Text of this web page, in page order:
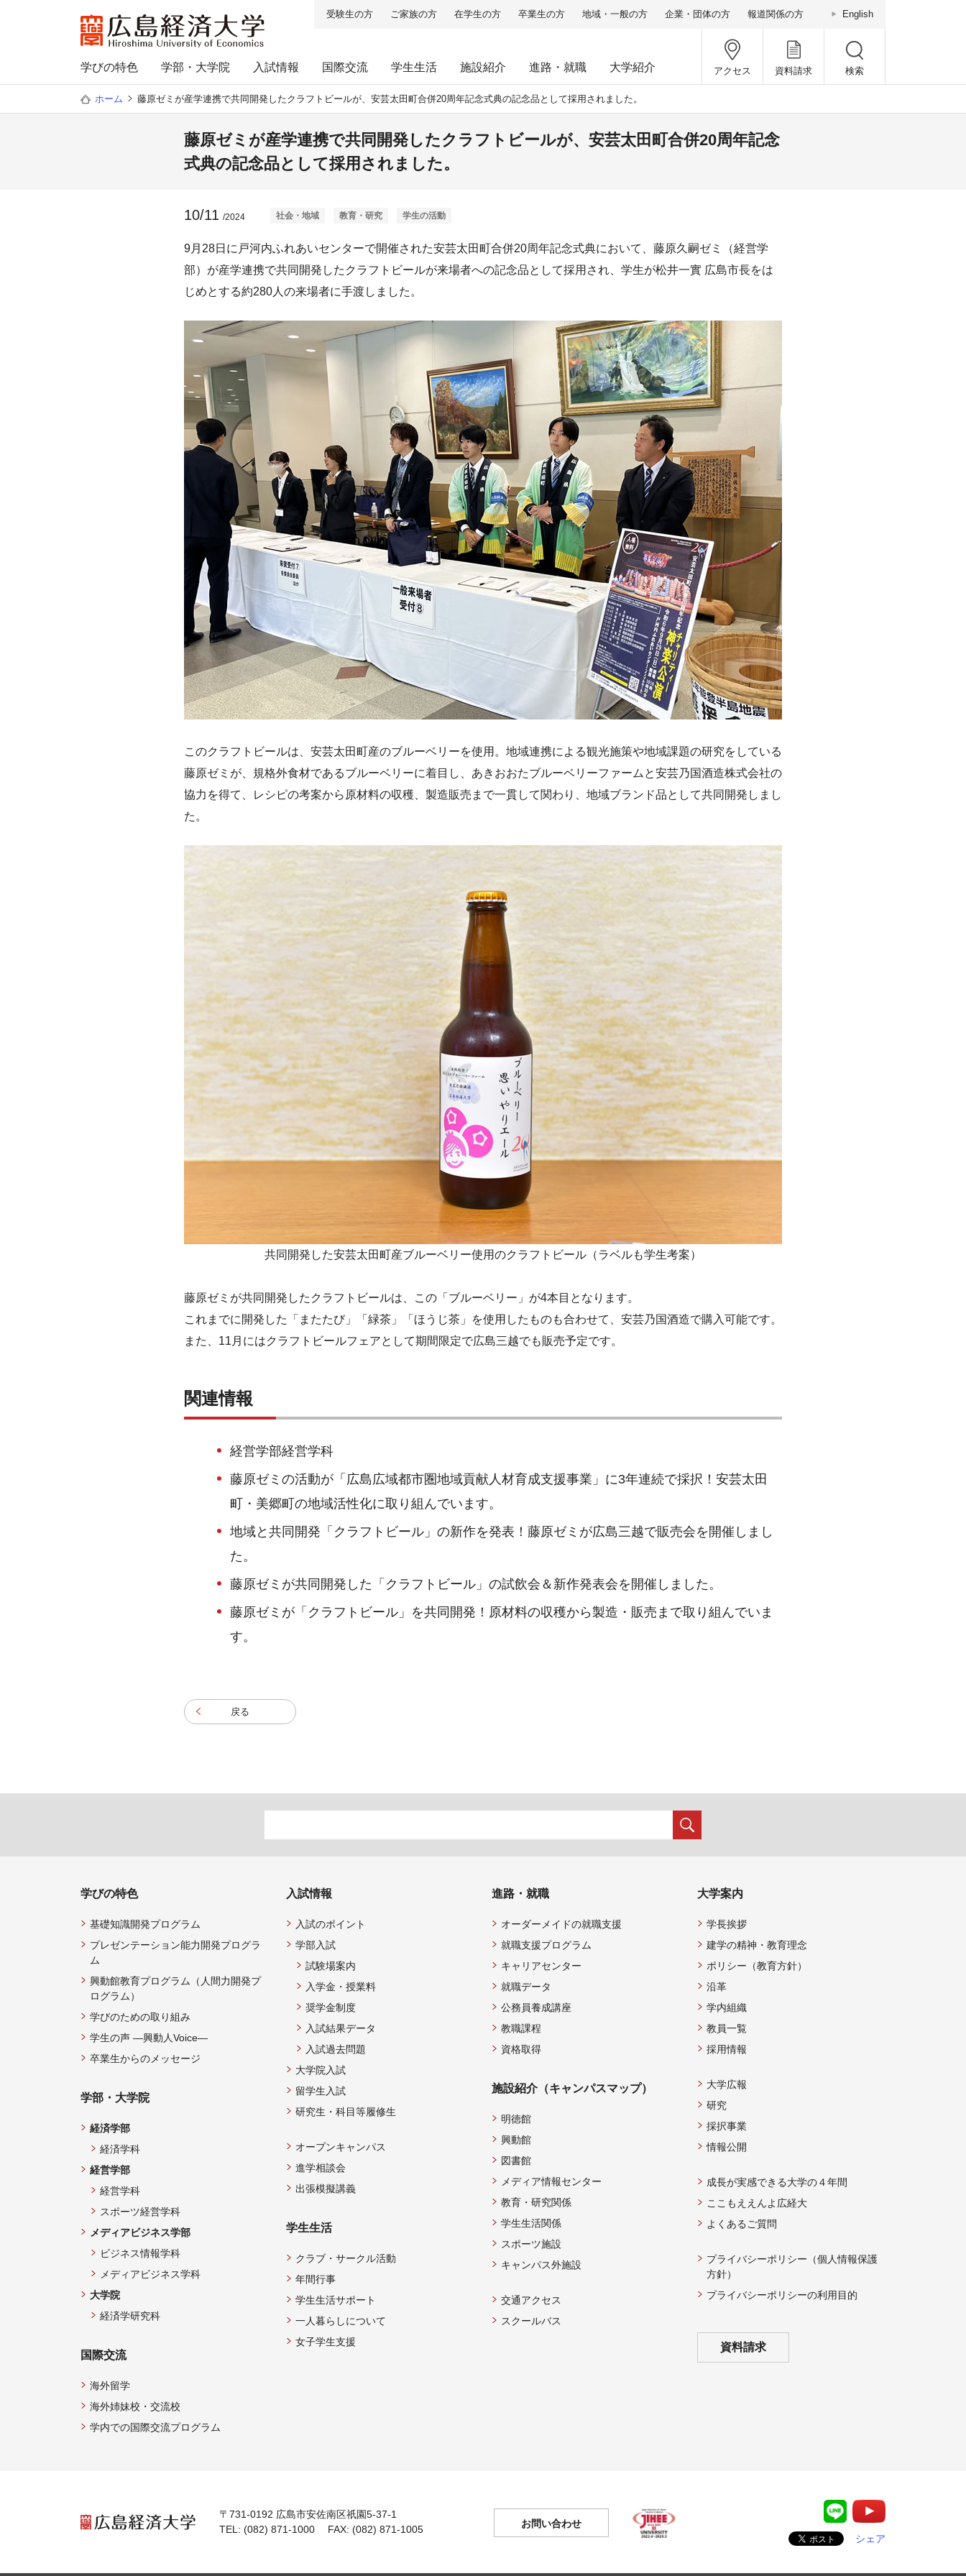
受験生の方 ご家族の方 在学生の方 卒業生の方 地域・一般の方 企業・団体の方 報道関係の方 English
アクセス 資料請求 検索
学びの特色 学部・大学院 入試情報 国際交流 学生生活 施設紹介 進路・就職 大学紹介
ホーム 藤原ゼミが産学連携で共同開発したクラフトビールが、安芸太田町合併20周年記念式典の記念品として採用されました。
藤原ゼミが産学連携で共同開発したクラフトビールが、安芸太田町合併20周年記念
式典の記念品として採用されました。
10/11 /2024 社会・地域 教育・研究 学生の活動
9月28日に戸河内ふれあいセンターで開催された安芸太田町合併20周年記念式典において、藤原久嗣ゼミ（経営学
部）が産学連携で共同開発したクラフトビールが来場者への記念品として採用され、学生が松井一實 広島市長をは
じめとする約280人の来場者に手渡しました。
このクラフトビールは、安芸太田町産のブルーベリーを使用。地域連携による観光施策や地域課題の研究をしている
藤原ゼミが、規格外食材であるブルーベリーに着目し、あきおおたブルーベリーファームと安芸乃国酒造株式会社の
協力を得て、レシピの考案から原材料の収穫、製造販売まで一貫して関わり、地域ブランド品として共同開発しまし
た。
共同開発した安芸太田町産ブルーベリー使用のクラフトビール（ラベルも学生考案）
藤原ゼミが共同開発したクラフトビールは、この「ブルーベリー」が4本目となります。
これまでに開発した「またたび」「緑茶」「ほうじ茶」を使用したものも合わせて、安芸乃国酒造で購入可能です。
また、11月にはクラフトビールフェアとして期間限定で広島三越でも販売予定です。
関連情報
経営学部経営学科
藤原ゼミの活動が「広島広域都市圏地域貢献人材育成支援事業」に3年連続で採択！安芸太田
町・美郷町の地域活性化に取り組んでいます。
地域と共同開発「クラフトビール」の新作を発表！藤原ゼミが広島三越で販売会を開催しまし
た。
藤原ゼミが共同開発した「クラフトビール」の試飲会＆新作発表会を開催しました。
藤原ゼミが「クラフトビール」を共同開発！原材料の収穫から製造・販売まで取り組んでいま
す。
戻る
学びの特色
基礎知識開発プログラム
プレゼンテーション能力開発プログラ
ム
興動館教育プログラム（人間力開発プ
ログラム）
学びのための取り組み
学生の声 —興動人Voice—
卒業生からのメッセージ
学部・大学院
経済学部
経済学科
経営学部
経営学科
スポーツ経営学科
メディアビジネス学部
ビジネス情報学科
メディアビジネス学科
大学院
経済学研究科
国際交流
海外留学
海外姉妹校・交流校
学内での国際交流プログラム
入試情報
入試のポイント
学部入試
試験場案内
入学金・授業料
奨学金制度
入試結果データ
入試過去問題
大学院入試
留学生入試
研究生・科目等履修生
オープンキャンパス
進学相談会
出張模擬講義
学生生活
クラブ・サークル活動
年間行事
学生生活サポート
一人暮らしについて
女子学生支援
進路・就職
オーダーメイドの就職支援
就職支援プログラム
キャリアセンター
就職データ
公務員養成講座
教職課程
資格取得
施設紹介（キャンパスマップ）
明徳館
興動館
図書館
メディア情報センター
教育・研究関係
学生生活関係
スポーツ施設
キャンパス外施設
交通アクセス
スクールバス
大学案内
学長挨拶
建学の精神・教育理念
ポリシー（教育方針）
沿革
学内組織
教員一覧
採用情報
大学広報
研究
採択事業
情報公開
成長が実感できる大学の４年間
ここもええんよ広経大
よくあるご質問
プライバシーポリシー（個人情報保護
方針）
プライバシーポリシーの利用目的
資料請求
〒731-0192 広島市安佐南区祇園5-37-1
TEL: (082) 871-1000 FAX: (082) 871-1005
お問い合わせ
シェア